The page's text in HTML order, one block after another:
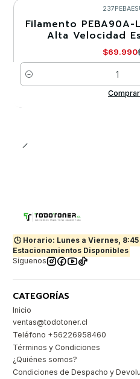
-30%
Filamento
Alta Velocidad
$69.990
Cantidad
🕒 Horario: Lunes a Viernes, 8:45
Estacionamientos Disponibles
Síguenos
CATEGORÍAS
Inicio
ventas@todotoner.cl
Teléfono +56226958460
Términos y Condiciones
¿Quiénes somos?
Condiciones de Despacho y